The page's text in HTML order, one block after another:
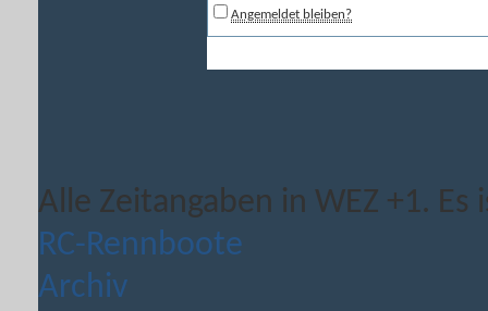
Angemeldet bleiben?
Alle Zeitangaben in WEZ +1.
RC-Rennboote
Archiv